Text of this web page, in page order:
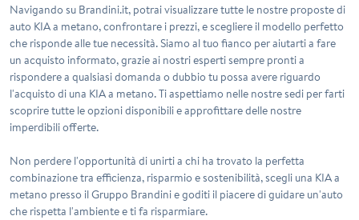
Navigando su Brandini.it, potrai visualizzare tutte le nostre proposte di
auto KIA a metano, confrontare i prezzi, e scegliere il modello perfetto
che risponde alle tue necessità. Siamo al tuo fianco per aiutarti a fare
un acquisto informato, grazie ai nostri esperti sempre pronti a
rispondere a qualsiasi domanda o dubbio tu possa avere riguardo
l'acquisto di una KIA a metano. Ti aspettiamo nelle nostre sedi per farti
scoprire tutte le opzioni disponibili e approfittare delle nostre
imperdibili offerte.
Non perdere l'opportunità di unirti a chi ha trovato la perfetta
combinazione tra efficienza, risparmio e sostenibilità, scegli una KIA a
metano presso il Gruppo Brandini e goditi il piacere di guidare un'auto
che rispetta l'ambiente e ti fa risparmiare.